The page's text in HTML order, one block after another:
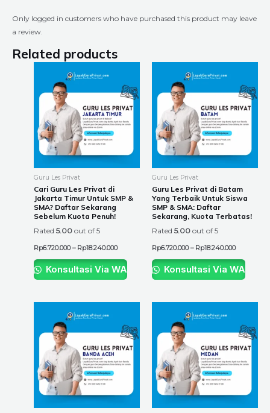
Only logged in customers who have purchased this product may leave
a review.
Related products
Guru Les Privat
Cari Guru Les Privat di
Jakarta Timur Untuk SMP &
SMA? Daftar Sekarang
Sebelum Kuota Penuh!
Rated 5.00 out of 5
Rp6.720.000 – Rp18.240.000
through
Rp18.240.000
has
multiple
variants.
may
on
Konsultasi Via WA
Guru Les Privat
Guru Les Privat di Batam
Yang Terbaik Untuk Siswa
SMP & SMA: Daftar
Sekarang, Kuota Terbatas!
Rated 5.00 out of 5
Rp6.720.000 – Rp18.240.000
through
has
multiple
variants.
chosen
on
the
Konsultasi Via WA
through
Rp18.240.000
has
multiple
variants.
options
through
has
multiple
variants.
options